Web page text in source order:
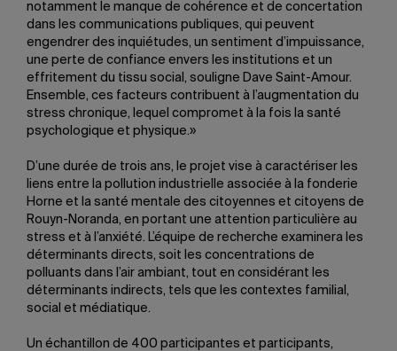
notamment le manque de cohérence et de concertation
dans les communications publiques, qui peuvent
engendrer des inquiétudes, un sentiment d’impuissance,
une perte de confiance envers les institutions et un
effritement du tissu social, souligne Dave Saint-Amour.
Ensemble, ces facteurs contribuent à l’augmentation du
stress chronique, lequel compromet à la fois la santé
psychologique et physique.»
D’une durée de trois ans, le projet vise à caractériser les
liens entre la pollution industrielle associée à la fonderie
Horne et la santé mentale des citoyennes et citoyens de
Rouyn-Noranda, en portant une attention particulière au
stress et à l’anxiété. L’équipe de recherche examinera les
déterminants directs, soit les concentrations de
polluants dans l’air ambiant, tout en considérant les
déterminants indirects, tels que les contextes familial,
social et médiatique.
Un échantillon de 400 participantes et participants,